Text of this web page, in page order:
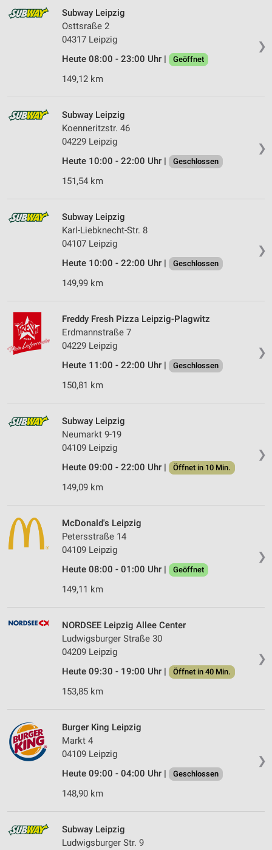
❯
Subway Leipzig
Osttsraße 2
04317 Leipzig
Heute 08:00 - 23:00 Uhr |
Geöffnet
149,12 km
❯
Subway Leipzig
Koenneritzstr. 46
04229 Leipzig
Heute 10:00 - 22:00 Uhr |
Geschlossen
151,54 km
❯
Subway Leipzig
Karl-Liebknecht-Str. 8
04107 Leipzig
Heute 10:00 - 22:00 Uhr |
Geschlossen
149,99 km
❯
Freddy Fresh Pizza Leipzig-Plagwitz
Erdmannstraße 7
04229 Leipzig
Heute 11:00 - 22:00 Uhr |
Geschlossen
150,81 km
❯
Subway Leipzig
Neumarkt 9-19
04109 Leipzig
Heute 09:00 - 22:00 Uhr |
Öffnet in 10 Min.
149,09 km
❯
McDonald's Leipzig
Petersstraße 14
04109 Leipzig
Heute 08:00 - 01:00 Uhr |
Geöffnet
149,11 km
❯
NORDSEE Leipzig Allee Center
Ludwigsburger Straße 30
04209 Leipzig
Heute 09:30 - 19:00 Uhr |
Öffnet in 40 Min.
153,85 km
❯
Burger King Leipzig
Markt 4
04109 Leipzig
Heute 09:00 - 04:00 Uhr |
Geschlossen
148,90 km
Subway Leipzig
Ludwigsburger Str. 9